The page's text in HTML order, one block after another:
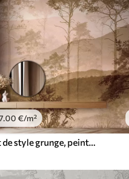
.00 €/m²
Murale Forêt de style grunge, peinture murale